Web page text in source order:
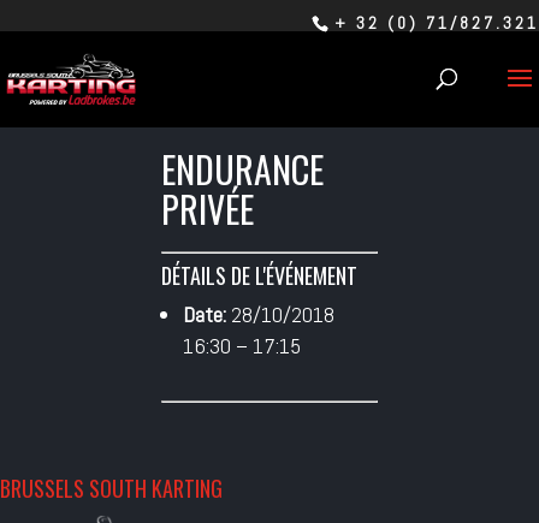
+ 32 (0) 71/827.321
ENDURANCE
PRIVÉE
DÉTAILS DE L'ÉVÉNEMENT
Date: 28/10/2018
16:30 – 17:15
BRUSSELS SOUTH KARTING